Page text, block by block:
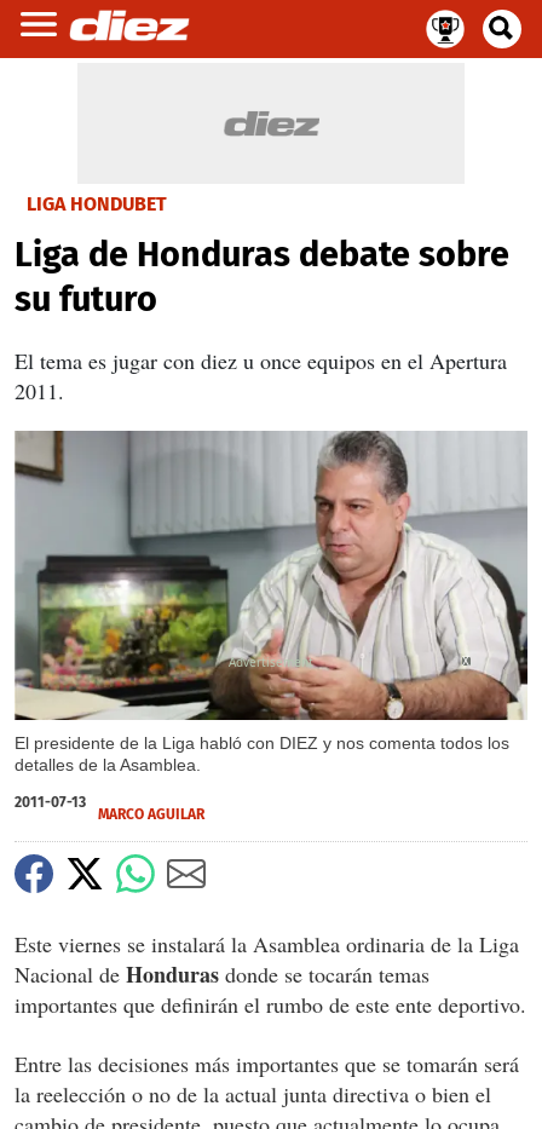
LIGA HONDUBET
Liga de Honduras debate sobre
su futuro
El tema es jugar con diez u once equipos en el Apertura
2011.
El presidente de la Liga habló con DIEZ y nos comenta todos los
detalles de la Asamblea.
X
2011-07-13
MARCO AGUILAR
Este viernes se instalará la Asamblea ordinaria de la Liga
Nacional de Honduras donde se tocarán temas
importantes que definirán el rumbo de este ente deportivo.
Entre las decisiones más importantes que se tomarán será
la reelección o no de la actual junta directiva o bien el